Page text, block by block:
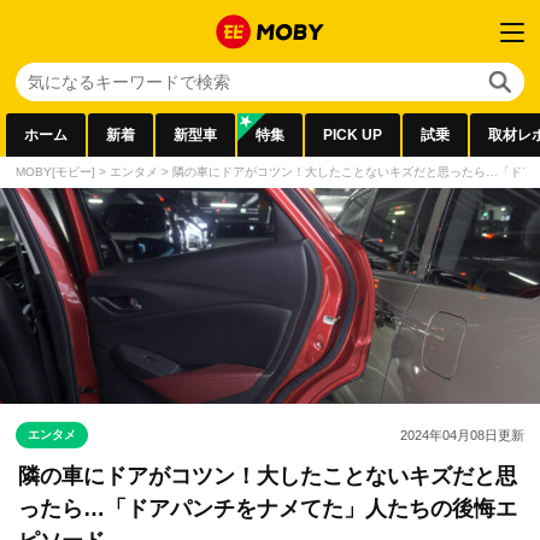
ホーム 新着 新型車 特集 PICK UP 試乗 取材レ
MOBY[モビー] > エンタメ > 隣の車にドアがコツン！大したことないキズだと思ったら…「ドア
エンタメ 2024年04月08日更新
隣の車にドアがコツン！大したことないキズだと思
ったら…「ドアパンチをナメてた」人たちの後悔エ